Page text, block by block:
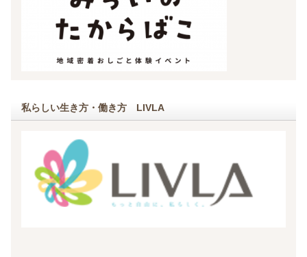
私らしい生き方・働き方 LIVLA